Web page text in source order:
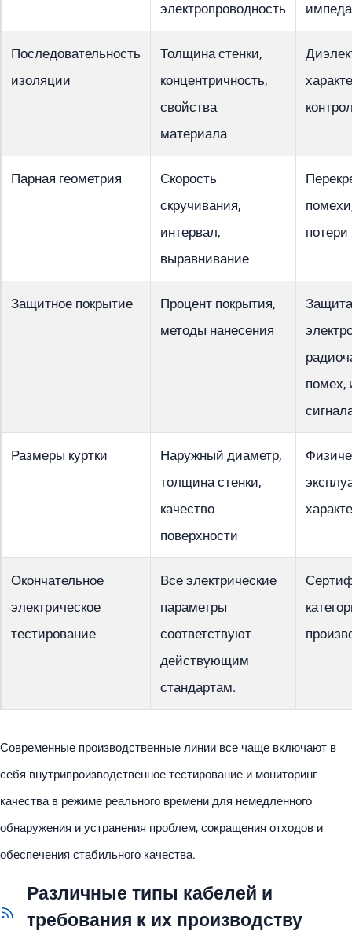
электропроводность
Последовательность
изоляции
Толщина стенки,
концентричность,
свойства
материала
Парная геометрия
Скорость
скручивания,
интервал,
выравнивание
потери
Защитное покрытие
Процент покрытия,
методы нанесения
помех,
Размеры куртки
Наружный диаметр,
толщина стенки,
качество
поверхности
Окончательное
электрическое
тестирование
Все электрические
параметры
соответствуют
действующим
стандартам.
Современные производственные линии все чаще включают в
себя внутрипроизводственное тестирование и мониторинг
качества в режиме реального времени для немедленного
обнаружения и устранения проблем, сокращения отходов и
обеспечения стабильного качества.
Различные типы кабелей и
требования к их производству